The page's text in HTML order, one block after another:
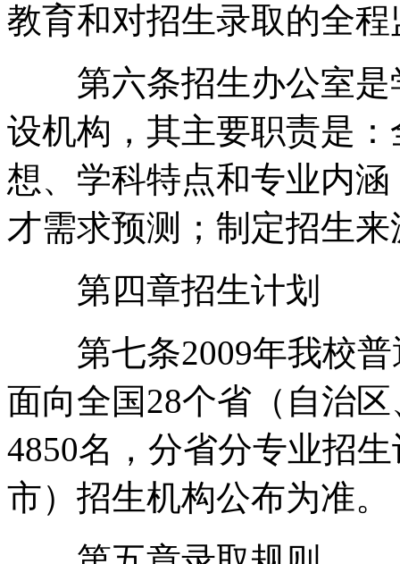
教育和对招生录取的全程
第六条招生办公室是
设机构，其主要职责是
想、学科特点和专业内
才需求预测；制定招生
第四章招生计划
第七条2009年我校普
面向全国28个省（自治
4850名，分省分专业招
市）招生机构公布为准。